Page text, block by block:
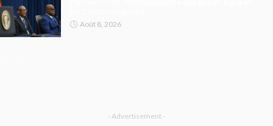
Août 8, 2026
- Advertisement -